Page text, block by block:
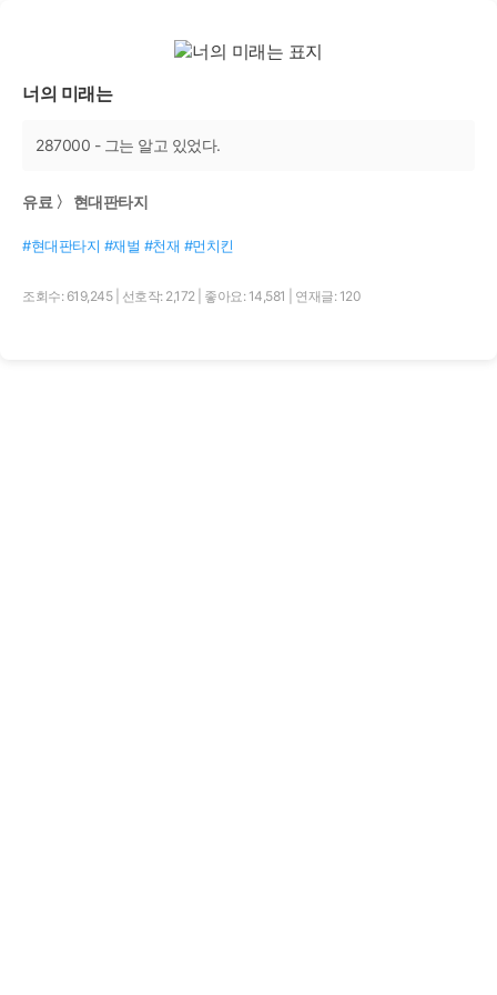
너의 미래는
287000 - 그는 알고 있었다.
유료 〉 현대판타지
#현대판타지 #재벌 #천재 #먼치킨
조회수: 619,245 선호작: 2,172 좋아요: 14,581 연재글: 120